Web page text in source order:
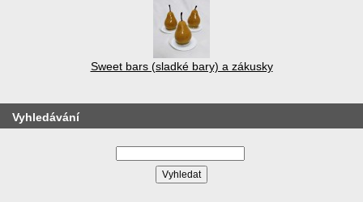
Sweet bars (sladké bary) a zákusky
Vyhledávání